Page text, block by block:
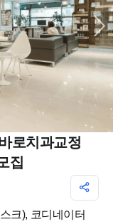
로치과교정
집
크), 코디네이터